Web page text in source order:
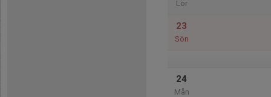
Lör
23
Sön
24
Mån